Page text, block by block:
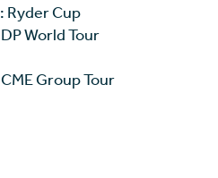
Ryder Cup
World Tour
Group Tour